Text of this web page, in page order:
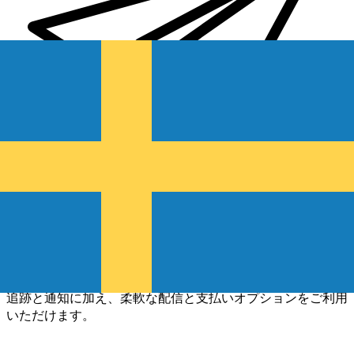
追跡と通知に加え、柔軟な配信と支払いオプションをご利用
いただけます。